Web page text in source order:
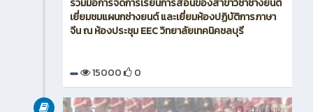
ร่วมมือการจัดการเรียนการสอนของสาขาวิชาช่างยนต์
เยี่ยมชมแผนกช่างยนต์ และเยี่ยมห้องปฏิบัติการภาษา
จีน ณ ห้องประชุม EEC วิทยาลัยเทคนิคชลบุรี
15000 0